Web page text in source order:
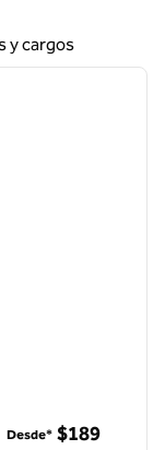
y cargos
Desde* $189